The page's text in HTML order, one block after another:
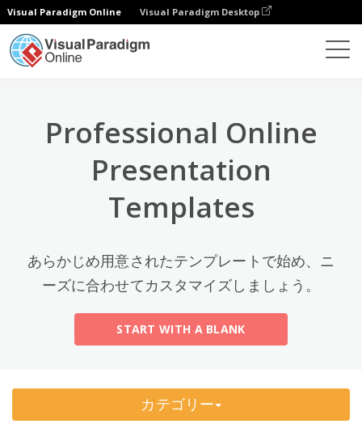
Visual Paradigm Online Visual Paradigm Desktop
Professional Online
Presentation
Templates
あらかじめ用意されたテンプレートで始め、ニ
ーズに合わせてカスタマイズしましょう。
START WITH A BLANK
×
トップカテゴリー
General (56)
Art And Design (5)
Business (5)
Fashion (3)
History (4)
カテゴリー